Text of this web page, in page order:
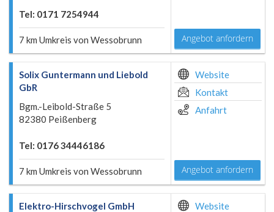
Tel: 0171 7254944
7 km Umkreis von Wessobrunn Angebot anfordern
Solix Guntermann und Liebold
GbR
Bgm.-Leibold-Straße 5
82380 Peißenberg
Tel: 0176 34446186
7 km Umkreis von Wessobrunn
Website
Kontakt
Anfahrt
Angebot anfordern
Elektro-Hirschvogel GmbH
Website